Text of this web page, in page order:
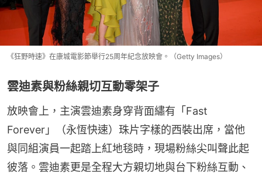
《狂野時速》在康城電影節舉行25周年紀念放映會。（Getty Images）
雲迪素與粉絲親切互動零架子
放映會上，主演雲迪素身穿背面繡有「Fast
Forever」（永恆快速）珠片字樣的西裝出席，當他
與同組演員一起踏上紅地毯時，現場粉絲尖叫聲此起
彼落。雲迪素更是全程大方親切地與台下粉絲互動、